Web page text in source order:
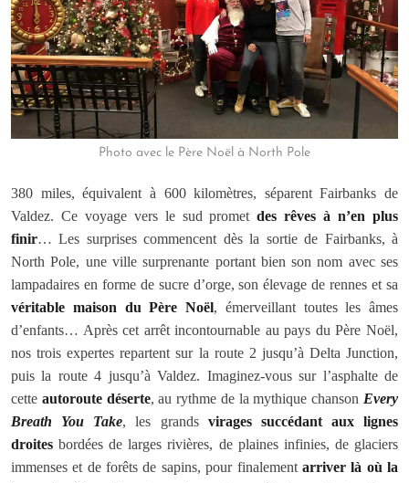
Photo avec le Père Noël à North Pole
380 miles, équivalent à 600 kilomètres, séparent Fairbanks de
Valdez. Ce voyage vers le sud prometdes rêves à n’en plus
finir… Les surprises commencent dès la sortie de Fairbanks, à
North Pole, une ville surprenante portant bien son nom avec ses
lampadaires en forme de sucre d’orge, son élevage de rennes et sa
véritable maison du Père Noël, émerveillant toutes les âmes
d’enfants… Après cet arrêt incontournable au pays du Père Noël,
nos trois expertes repartent sur la route 2 jusqu’à Delta Junction,
puis la route 4 jusqu’à Valdez. Imaginez-vous sur l’asphalte de
cette autoroute déserte, au rythme de la mythique chanson Every
Breath You Take, les grands virages succédant aux lignes
droites bordées de larges rivières, de plaines infinies, de glaciers
immenses et de forêts de sapins, pour finalement arriver là où la